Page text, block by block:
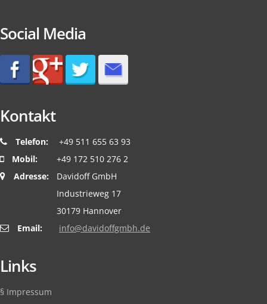
Social Media
Kontakt
Telefon:
+49 511 655 63 93
Mobil:
+49 172 510 276 2
Adresse:
Davidoff GmbH
Industrieweg 17
30179 Hannover
Email:
ed.hbmgffodivad@ofni
Links
§ Impressum